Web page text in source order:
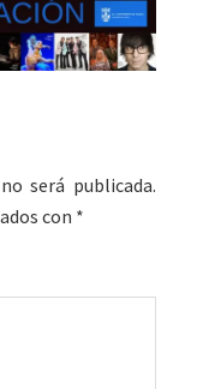
será publicada.
con *